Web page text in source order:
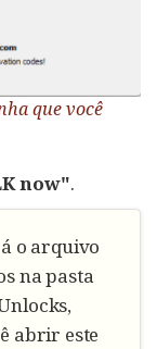
que você
now".
o arquivo
na pasta
abrir este